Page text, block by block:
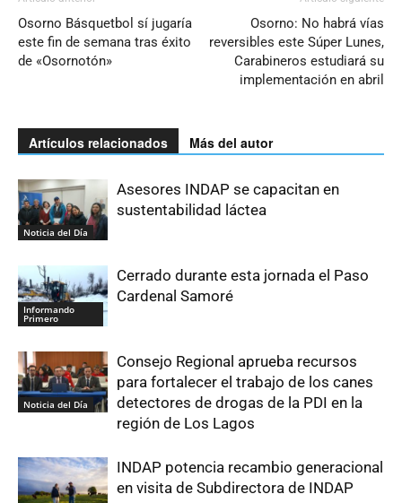
Osorno Básquetbol sí jugaría
este fin de semana tras éxito
de «Osornotón»
Osorno: No habrá vías
reversibles este Súper Lunes,
Carabineros estudiará su
implementación en abril
Artículos relacionados Más del autor
Noticia del Día
Asesores INDAP se capacitan en
sustentabilidad láctea
Informando
Primero
Cerrado durante esta jornada el Paso
Cardenal Samoré
Noticia del Día
Consejo Regional aprueba recursos
para fortalecer el trabajo de los canes
detectores de drogas de la PDI en la
región de Los Lagos
INDAP potencia recambio generacional
en visita de Subdirectora de INDAP